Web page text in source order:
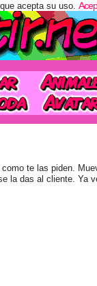
te las piden.
la das al cliente. Ya
acepta su uso.